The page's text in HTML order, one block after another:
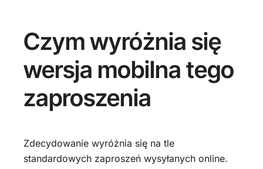
Czym wyróżnia się
wersja mobilna tego
zaproszenia
Zdecydowanie wyróżnia się na tle
standardowych zaproszeń wysyłanych online.